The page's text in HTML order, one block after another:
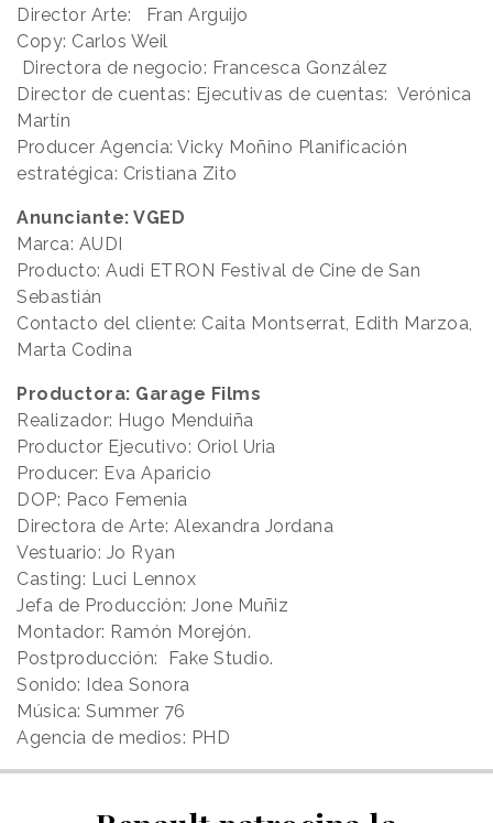
Director Arte: Fran Arguijo
Copy: Carlos Weil
Directora de negocio: Francesca González
Director de cuentas: Ejecutivas de cuentas: Verónica
Martín
Producer Agencia: Vicky Moñino Planificación
estratégica: Cristiana Zito
Anunciante: VGED
Marca: AUDI
Producto: Audi ETRON Festival de Cine de San
Sebastián
Contacto del cliente: Caita Montserrat, Edith Marzoa,
Marta Codina
Productora: Garage Films
Realizador: Hugo Menduiña
Productor Ejecutivo: Oriol Uria
Producer: Eva Aparicio
DOP: Paco Femenia
Directora de Arte: Alexandra Jordana
Vestuario: Jo Ryan
Casting: Luci Lennox
Jefa de Producción: Jone Muñiz
Montador: Ramón Morejón.
Postproducción: Fake Studio.
Sonido: Idea Sonora
Música: Summer 76
Agencia de medios: PHD